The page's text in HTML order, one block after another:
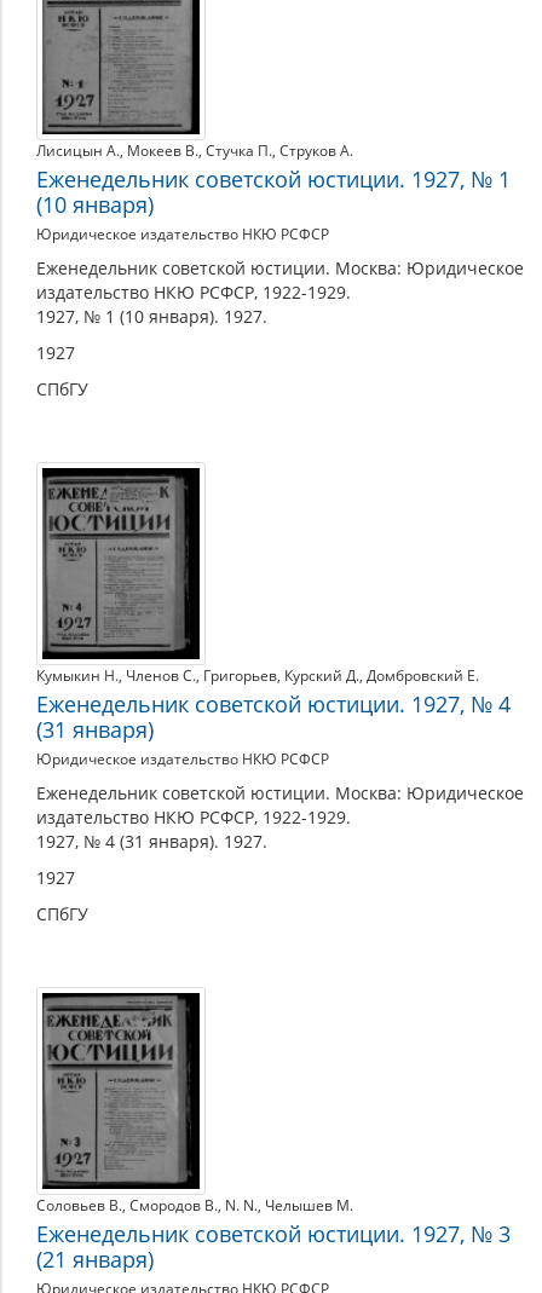
Лисицын А., Мокеев В., Стучка П., Струков А.
Еженедельник советской юстиции. 1927, № 1
(10 января)
Юридическое издательство НКЮ РСФСР
Еженедельник советской юстиции. Москва: Юридическое
издательство НКЮ РСФСР, 1922-1929.
1927, № 1 (10 января). 1927.
1927
СПбГУ
Кумыкин Н., Членов С., Григорьев, Курский Д., Домбровский Е.
Еженедельник советской юстиции. 1927, № 4
(31 января)
Юридическое издательство НКЮ РСФСР
Еженедельник советской юстиции. Москва: Юридическое
издательство НКЮ РСФСР, 1922-1929.
1927, № 4 (31 января). 1927.
1927
СПбГУ
Соловьев В., Смородов В., N. N., Челышев М.
Еженедельник советской юстиции. 1927, № 3
(21 января)